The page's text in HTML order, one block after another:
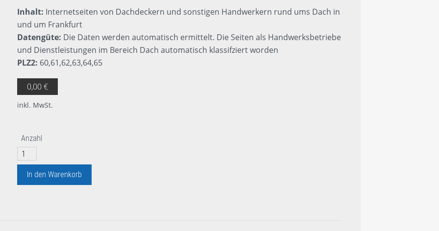
Inhalt: Internetseiten von Dachdeckern und sonstigen Handwerkern rund ums Dach in
und um Frankfurt
Datengüte: Die Daten werden automatisch ermittelt. Die Seiten als Handwerksbetriebe
und Dienstleistungen im Bereich Dach automatisch klassifziert worden
PLZ2: 60,61,62,63,64,65
0,00€
inkl. MwSt.
Anzahl
In den Warenkorb